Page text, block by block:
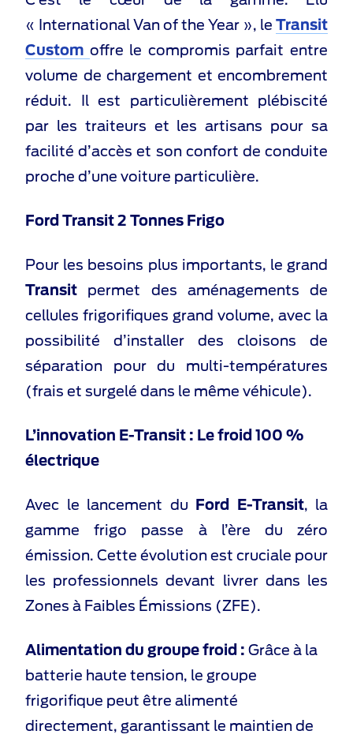
« International Van of the Year », le Transit
Custom offre le compromis parfait entre
volume de chargement et encombrement
réduit. Il est particulièrement plébiscité
par les traiteurs et les artisans pour sa
facilité d’accès et son confort de conduite
proche d’une voiture particulière.
Ford Transit 2 Tonnes Frigo
Pour les besoins plus importants, le grand
Transit permet des aménagements de
cellules frigorifiques grand volume, avec la
possibilité d’installer des cloisons de
séparation pour du multi-températures
(frais et surgelé dans le même véhicule).
L’innovation E-Transit : Le froid 100 %
électrique
Avec le lancement du Ford E-Transit, la
gamme frigo passe à l’ère du zéro
émission. Cette évolution est cruciale pour
les professionnels devant livrer dans les
Zones à Faibles Émissions (ZFE).
Alimentation du groupe froid : Grâce à la
batterie haute tension, le groupe
frigorifique peut être alimenté
directement, garantissant le maintien de